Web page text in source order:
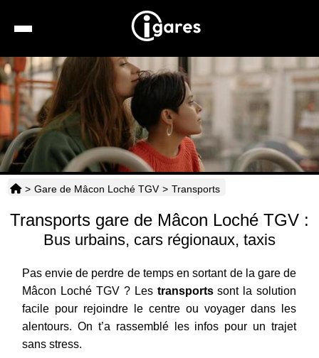
Recherche
Location de voiture
Hôtels
Taxis
Transports
Horaires
> Gare de Mâcon Loché TGV > Transports
Transports gare de Mâcon Loché TGV :
Bus urbains, cars régionaux, taxis
Pas envie de perdre de temps en sortant de la gare de
Mâcon Loché TGV ? Les transportssont la solution
facile pour rejoindre le centre ou voyager dans les
alentours. On t’a rassemblé les infos pour un trajet
sans stress.